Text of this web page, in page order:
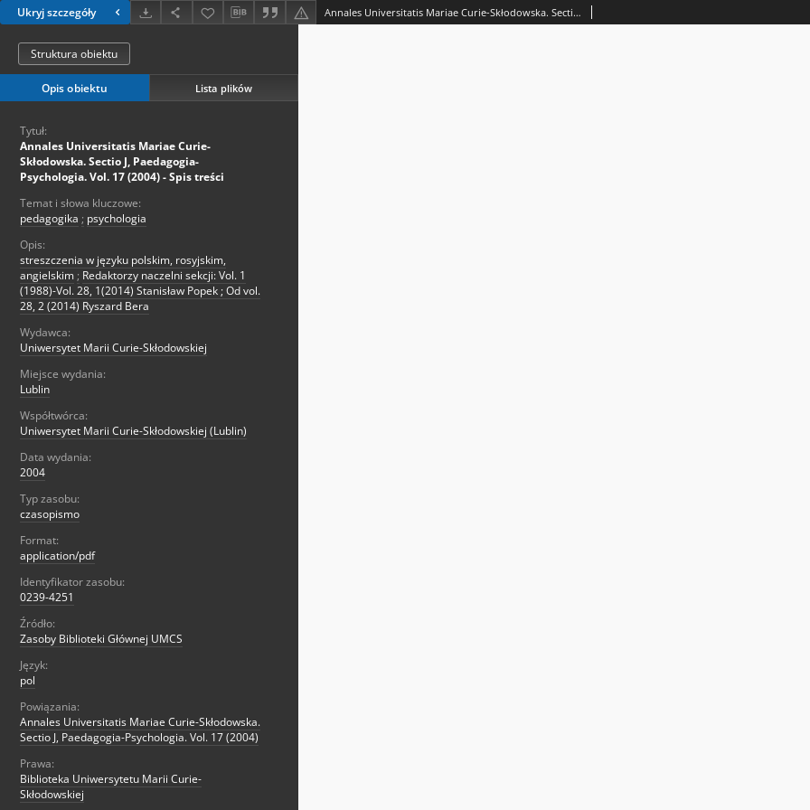
Ukryj szczegóły Annales Universitatis Mariae Curie-Skłodowska. Sectio J, Paedagogia-Psychologia. Vol. 17 (2004) - Spis treści
Struktura obiektu
Opis obiektu Lista plików
Tytuł:
Annales Universitatis Mariae Curie-
Skłodowska. Sectio J, Paedagogia-
Psychologia. Vol. 17 (2004) - Spis treści
Temat i słowa kluczowe:
pedagogika ; psychologia
Opis:
streszczenia w języku polskim, rosyjskim,
angielskim ; Redaktorzy naczelni sekcji: Vol. 1
(1988)-Vol. 28, 1(2014) Stanisław Popek ; Od vol.
28, 2 (2014) Ryszard Bera
Wydawca:
Uniwersytet Marii Curie-Skłodowskiej
Miejsce wydania:
Lublin
Współtwórca:
Uniwersytet Marii Curie-Skłodowskiej (Lublin)
Data wydania:
2004
Typ zasobu:
czasopismo
Format:
application/pdf
Identyfikator zasobu:
0239-4251
Źródło:
Zasoby Biblioteki Głównej UMCS
Język:
pol
Powiązania:
Annales Universitatis Mariae Curie-Skłodowska.
Sectio J, Paedagogia-Psychologia. Vol. 17 (2004)
Prawa:
Biblioteka Uniwersytetu Marii Curie-
Skłodowskiej